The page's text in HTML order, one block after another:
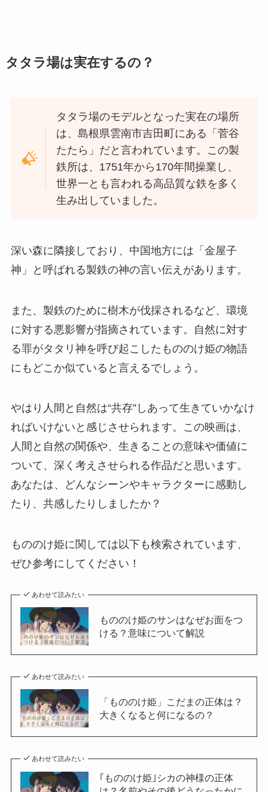
タタラ場は実在するの？
タタラ場のモデルとなった実在の場所
は、島根県雲南市吉田町にある「菅谷
たたら」だと言われています。この製
鉄所は、1751年から170年間操業し、
世界一とも言われる高品質な鉄を多く
生み出していました。
深い森に隣接しており、中国地方には「金屋子
神」と呼ばれる製鉄の神の言い伝えがあります。
また、製鉄のために樹木が伐採されるなど、環境
に対する悪影響が指摘されています。自然に対す
る罪がタタリ神を呼び起こしたもののけ姫の物語
にもどこか似ていると言えるでしょう。
やはり人間と自然は“共存”しあって生きていかなけ
ればいけないと感じさせられます。この映画は、
人間と自然の関係や、生きることの意味や価値に
ついて、深く考えさせられる作品だと思います。
あなたは、どんなシーンやキャラクターに感動し
たり、共感したりしましたか？
もののけ姫に関しては以下も検索されています、
ぜひ参考にしてください！
あわせて読みたい
もののけ姫のサンはなぜお面をつ
ける？意味について解説
あわせて読みたい
「もののけ姫」こだまの正体は？
大きくなると何になるの？
あわせて読みたい
｢もののけ姫｣シカの神様の正体